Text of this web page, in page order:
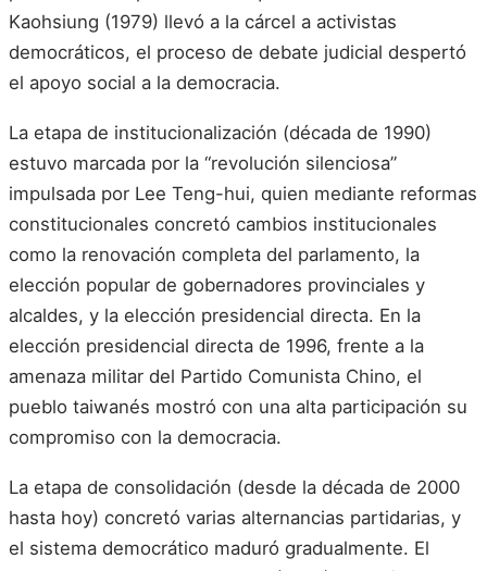
Kaohsiung (1979) llevó a la cárcel a activistas
democráticos, el proceso de debate judicial despertó
el apoyo social a la democracia.
La etapa de institucionalización (década de 1990)
estuvo marcada por la “revolución silenciosa”
impulsada por Lee Teng-hui, quien mediante reformas
constitucionales concretó cambios institucionales
como la renovación completa del parlamento, la
elección popular de gobernadores provinciales y
alcaldes, y la elección presidencial directa. En la
elección presidencial directa de 1996, frente a la
amenaza militar del Partido Comunista Chino, el
pueblo taiwanés mostró con una alta participación su
compromiso con la democracia.
La etapa de consolidación (desde la década de 2000
hasta hoy) concretó varias alternancias partidarias, y
el sistema democrático maduró gradualmente. El